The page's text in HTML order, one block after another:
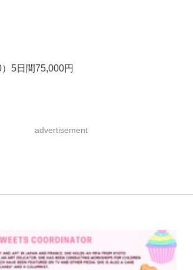
5日間75,000円
advertisement